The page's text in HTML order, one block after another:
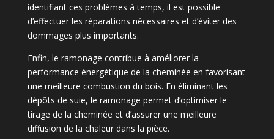
identifiant ces problèmes à temps, il est possible
d’effectuer les réparations nécessaires et d’éviter des
dommages plus importants.
Enfin, le ramonage contribue à améliorer la
performance énergétique de la cheminée en favorisant
une meilleure combustion du bois. En éliminant les
dépôts de suie, le ramonage permet d’optimiser le
tirage de la cheminée et d’assurer une meilleure
diffusion de la chaleur dans la pièce.